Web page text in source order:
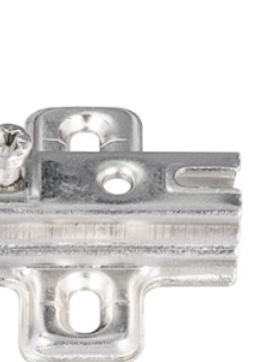
DODAJ U KOŠARICU